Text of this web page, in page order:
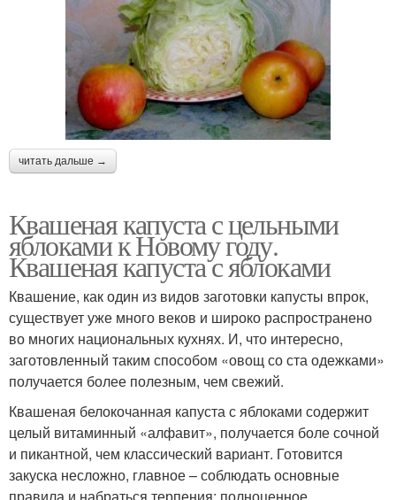
читать дальше →
Квашеная капуста с цельными
яблоками к Новому году.
Квашеная капуста с яблоками
Квашение, как один из видов заготовки капусты впрок,
существует уже много веков и широко распространено
во многих национальных кухнях. И, что интересно,
заготовленный таким способом «овощ со ста одежками»
получается более полезным, чем свежий.
Квашеная белокочанная капуста с яблоками содержит
целый витаминный «алфавит», получается боле сочной
и пикантной, чем классический вариант. Готовится
закуска несложно, главное – соблюдать основные